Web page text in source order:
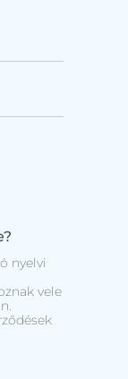
nyelvi
vele